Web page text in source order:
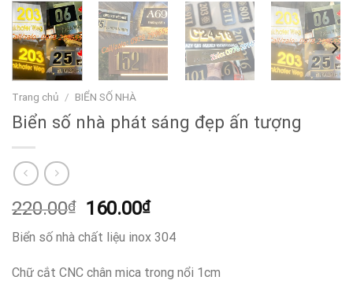
Trang chủ / BIỂN SỐ NHÀ
Biển số nhà phát sáng đẹp ấn tượng
220.00₫
Giá
gốc
là:
220.00₫.
160.00₫Giá
tại
160.00₫.
Biển số nhà chất liệu inox 304
Chữ cắt CNC chân mica trong nổi 1cm